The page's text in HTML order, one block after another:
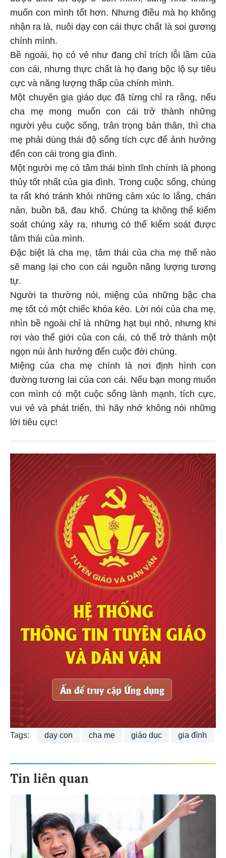
muốn con mình tốt hơn. Nhưng điều mà họ không
nhận ra là, nuôi dạy con cái thực chất là soi gương
chính mình.
Bề ngoài, họ có vẻ như đang chỉ trích lỗi lầm của
con cái, nhưng thực chất là họ đang bộc lộ sự tiêu
cực và năng lượng thấp của chính mình.
Một chuyên gia giáo dục đã từng chỉ ra rằng, nếu
cha mẹ mong muốn con cái trở thành những
người yêu cuộc sống, trân trọng bản thân, thì cha
mẹ phải dùng thái độ sống tích cực để ảnh hưởng
đến con cái trong gia đình.
Một người mẹ có tâm thái bình tĩnh chính là phong
thủy tốt nhất của gia đình. Trong cuộc sống, chúng
ta rất khó tránh khỏi những cảm xúc lo lắng, chán
nản, buồn bã, đau khổ. Chúng ta không thể kiểm
soát chúng xảy ra, nhưng có thể kiểm soát được
tâm thái của mình.
Đặc biệt là cha mẹ, tâm thái của cha mẹ thế nào
sẽ mang lại cho con cái nguồn năng lượng tương
tự.
Người ta thường nói, miệng của những bậc cha
mẹ tốt có một chiếc khóa kéo. Lời nói của cha mẹ,
nhìn bề ngoài chỉ là những hạt bụi nhỏ, nhưng khi
rơi vào thế giới của con cái, có thể trở thành một
ngọn núi ảnh hưởng đến cuộc đời chúng.
Miệng của cha mẹ chính là nơi định hình con
đường tương lai của con cái. Nếu bạn mong muốn
con mình có một cuộc sống lành mạnh, tích cực,
vui vẻ và phát triển, thì hãy nhớ không nói những
lời tiêu cực!
Tags: dạy con cha mẹ giáo dục gia đình
Tin liên quan